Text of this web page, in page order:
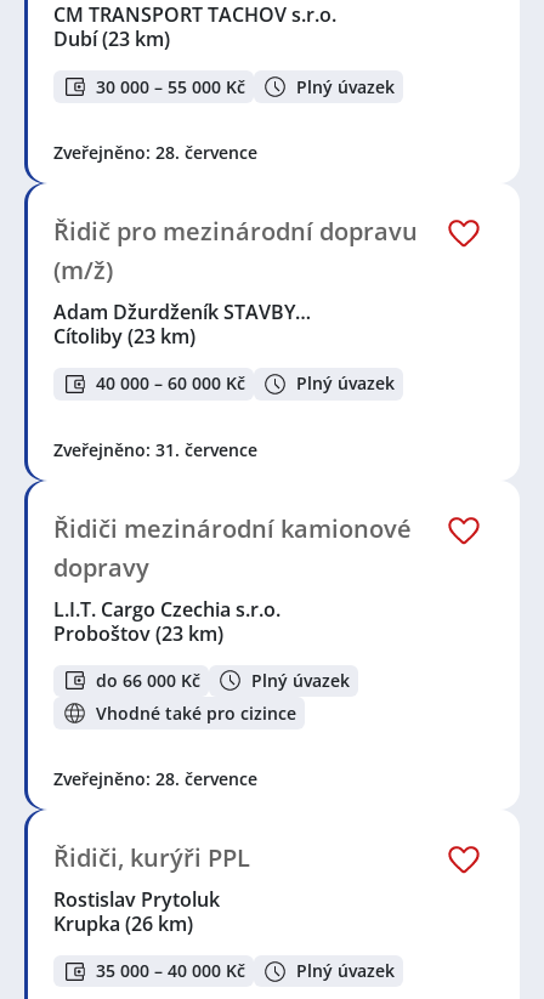
CM TRANSPORT TACHOV s.r.o.
Dubí(23 km)
30 000 – 55 000 Kč Plný úvazek
Zveřejněno: 28. července
Řidič pro mezinárodní dopravu
(m/ž)
Adam Džurdženík STAVBY…
Cítoliby(23 km)
40 000 – 60 000 Kč Plný úvazek
Zveřejněno: 31. července
Řidiči mezinárodní kamionové
dopravy
L.I.T. Cargo Czechia s.r.o.
Proboštov(23 km)
do 66 000 Kč
Plný úvazek
Vhodné také pro cizince
Zveřejněno: 28. července
Řidiči, kurýři PPL
Rostislav Prytoluk
Krupka (26 km)
35 000 – 40 000 Kč Plný úvazek